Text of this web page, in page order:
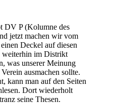
DV P (Kolumne des
jetzt machen wir vom
Deckel auf diesen
im Distrikt
was unserer Meinung
ausmachen sollte.
kann man auf den Seiten
Dort wiederholt
seine Thesen.